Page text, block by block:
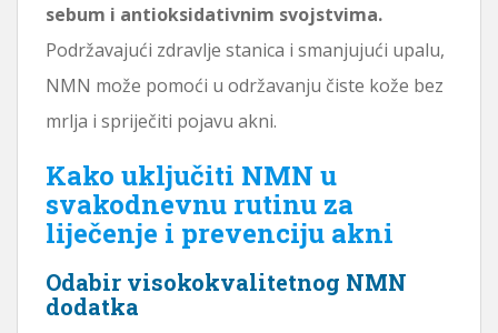
sebum i antioksidativnim svojstvima.
Podržavajući zdravlje stanica i smanjujući upalu,
NMN može pomoći u održavanju čiste kože bez
mrlja i spriječiti pojavu akni.
Kako uključiti NMN u
svakodnevnu rutinu za
liječenje i prevenciju akni
Odabir visokokvalitetnog NMN
dodatka